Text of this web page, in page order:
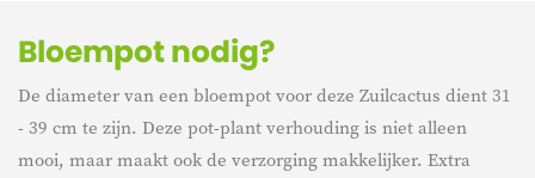
Bloempot nodig?
De diameter van een bloempot voor deze Zuilcactus dient 31
- 39 cm te zijn. Deze pot-plant verhouding is niet alleen
mooi, maar maakt ook de verzorging makkelijker. Extra